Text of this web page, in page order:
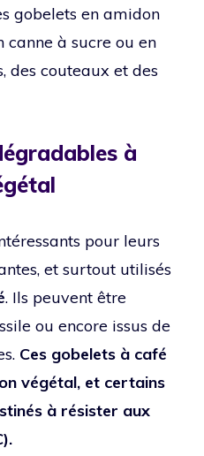
gobelets en amidon
canne à sucre ou en
des couteaux et des
à
pour leurs
et surtout utilisés
. Ils peuvent être
ou encore issus de
Ces gobelets à café
végétal, et certains
à résister aux